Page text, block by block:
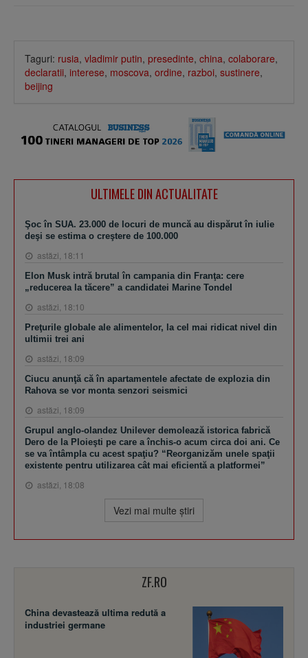
Taguri: rusia, vladimir putin, presedinte, china, colaborare,
declaratii, interese, moscova, ordine, razboi, sustinere,
beijing
ULTIMELE DIN ACTUALITATE
Şoc în SUA. 23.000 de locuri de muncă au dispărut în iulie
deşi se estima o creştere de 100.000
astăzi, 18:11
Elon Musk intră brutal în campania din Franţa: cere
„reducerea la tăcere” a candidatei Marine Tondel
astăzi, 18:10
Preţurile globale ale alimentelor, la cel mai ridicat nivel din
ultimii trei ani
astăzi, 18:09
Ciucu anunţă că în apartamentele afectate de explozia din
Rahova se vor monta senzori seismici
astăzi, 18:09
Grupul anglo-olandez Unilever demolează istorica fabrică
Dero de la Ploieşti pe care a închis-o acum circa doi ani. Ce
se va întâmpla cu acest spaţiu? “Reorganizăm unele spaţii
existente pentru utilizarea cât mai eficientă a platformei”
astăzi, 18:08
Vezi mai multe ştiri
ZF.RO
China devastează ultima redută a
industriei germane